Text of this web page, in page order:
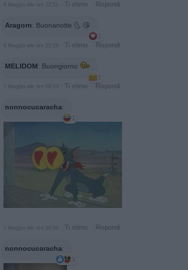
6 Maggio alle ore 22:51 Ti stimo Rispondi
Aragorn: Buonanotte 🌜 😘
1
6 Maggio alle ore 23:19 Ti stimo Rispondi
MELIDOM: Buongiorno
1
7 Maggio alle ore 06:53 Ti stimo Rispondi
nonnocucaracha:
1
7 Maggio alle ore 09:50 Ti stimo Rispondi
nonnocucaracha:
3